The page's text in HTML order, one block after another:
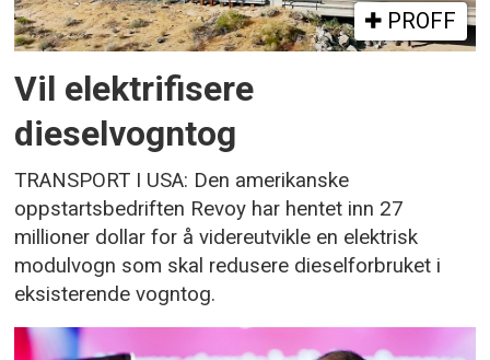
PROFF
Vil elektrifisere
dieselvogntog
TRANSPORT I USA: Den amerikanske
oppstartsbedriften Revoy har hentet inn 27
millioner dollar for å videreutvikle en elektrisk
modulvogn som skal redusere dieselforbruket i
eksisterende vogntog.